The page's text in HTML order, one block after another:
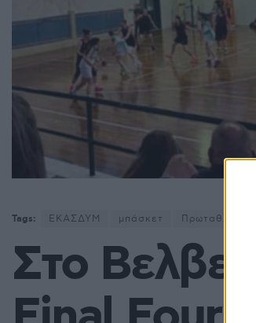
Tags: ΕΚΑΣΔΥΜ μπάσκετ
Στο